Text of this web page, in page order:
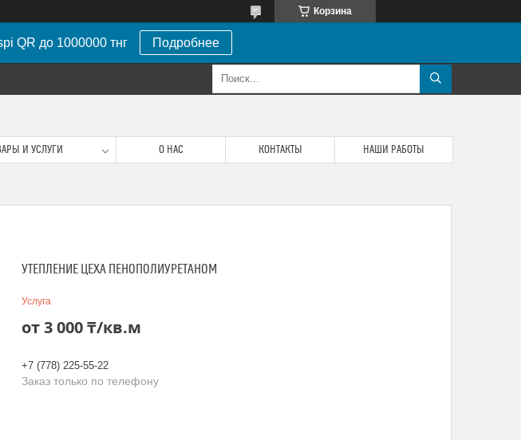
Корзина
QR до 1000000 тнг Подробнее
И УСЛУГИ О НАС КОНТАКТЫ НАШИ РАБОТЫ
УТЕПЛЕНИЕ ЦЕХА ПЕНОПОЛИУРЕТАНОМ
Услуга
от3 000 ₸/кв.м
+7 (778) 225-55-22
Заказ только по телефону